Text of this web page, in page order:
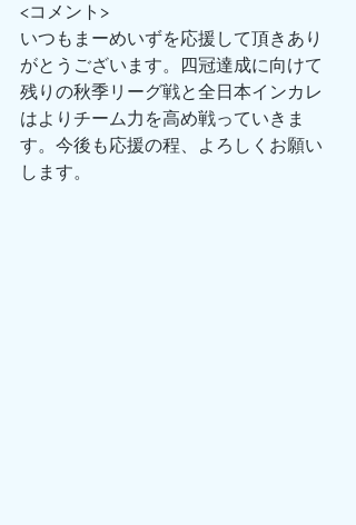
<コメント>
いつもまーめいずを応援して頂きあり
がとうございます。四冠達成に向けて
残りの秋季リーグ戦と全日本インカレ
はよりチーム力を高め戦っていきま
す。今後も応援の程、よろしくお願い
します。